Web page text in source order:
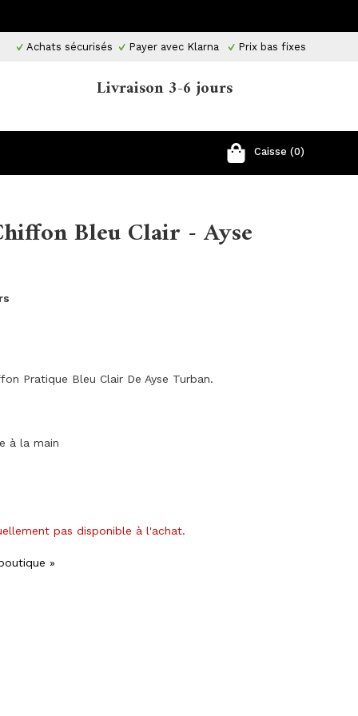
Achats sécurisés Payer avec Klarna Prix ​​bas fixes
Livraison 3-6 jours
Caisse (0)
Bleu Clair - Ayse
Pratique Bleu Clair De Ayse Turban.
à la main
pas disponible à l'achat.
»